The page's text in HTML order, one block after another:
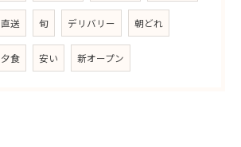
直送 旬 デリバリー 朝どれ
夕食 安い 新オープン